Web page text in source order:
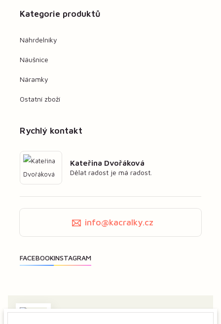
Kategorie produktů
Náhrdelníky
Náušnice
Náramky
Ostatní zboží
Rychlý kontakt
Kateřina Dvořáková
Dělat radost je má radost.
info@kacralky.cz